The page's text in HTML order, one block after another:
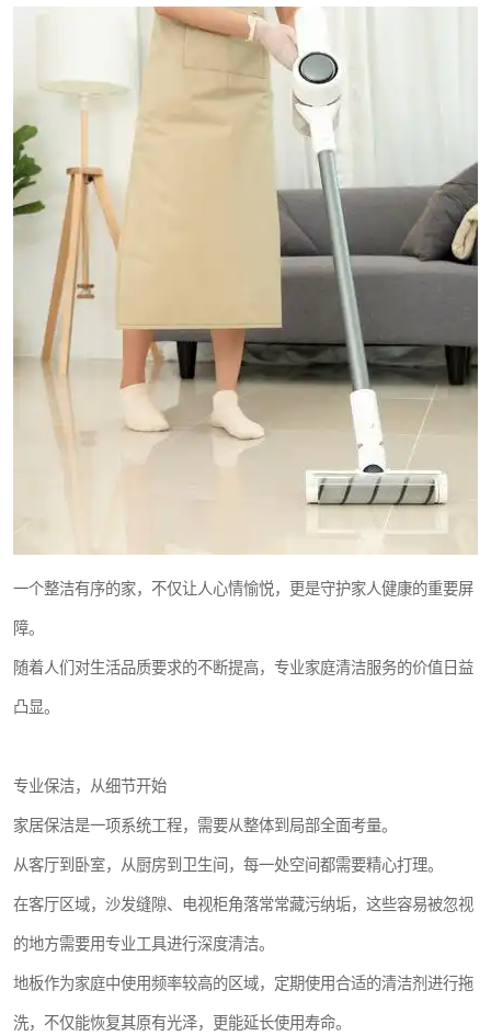
一个整洁有序的家，不仅让人心情愉悦，更是守护家人健康的重要屏
障。
随着人们对生活品质要求的不断提高，专业家庭清洁服务的价值日益
凸显。
专业保洁，从细节开始
家居保洁是一项系统工程，需要从整体到局部全面考量。
从客厅到卧室，从厨房到卫生间，每一处空间都需要精心打理。
在客厅区域，沙发缝隙、电视柜角落常常藏污纳垢，这些容易被忽视
的地方需要用专业工具进行深度清洁。
地板作为家庭中使用频率较高的区域，定期使用合适的清洁剂进行拖
洗，不仅能恢复其原有光泽，更能延长使用寿命。